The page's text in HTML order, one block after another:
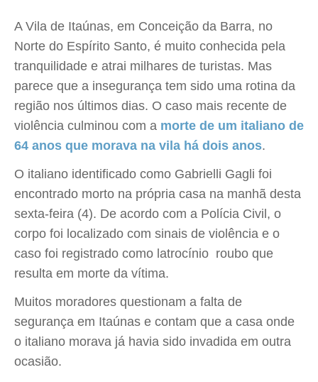
A Vila de Itaúnas, em Conceição da Barra, no
Norte do Espírito Santo, é muito conhecida pela
tranquilidade e atrai milhares de turistas. Mas
parece que a insegurança tem sido uma rotina da
região nos últimos dias. O caso mais recente de
violência culminou com a morte de um italiano de
64 anos que morava na vila há dois anos.
O italiano identificado como Gabrielli Gagli foi
encontrado morto na própria casa na manhã desta
sexta-feira (4). De acordo com a Polícia Civil, o
corpo foi localizado com sinais de violência e o
caso foi registrado como latrocínio  roubo que
resulta em morte da vítima.
Muitos moradores questionam a falta de
segurança em Itaúnas e contam que a casa onde
o italiano morava já havia sido invadida em outra
ocasião.